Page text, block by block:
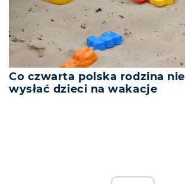
Co czwarta polska rodzina
wysłać dzieci na wakacje